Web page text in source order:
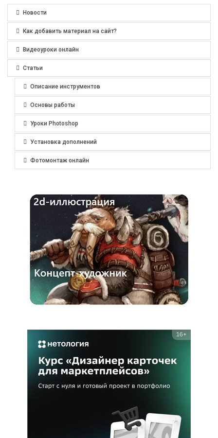
Новости
Как добавить материал на сайт?
Видеоуроки онлайн
Статьи
Описание инструментов
Основы работы
Уроки Photoshop
Установка дополнений
Фотомонтаж онлайн